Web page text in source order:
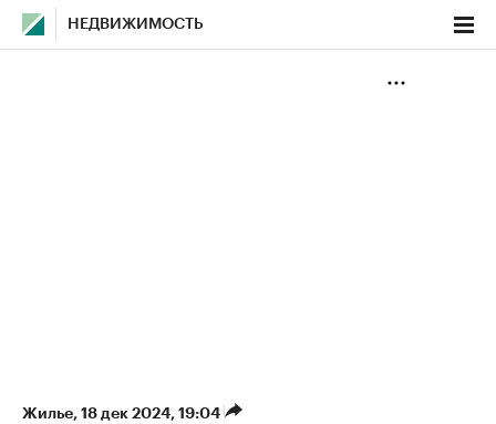
НЕДВИЖИМОСТЬ
Жилье⁠, 18 дек 2024, 19:04